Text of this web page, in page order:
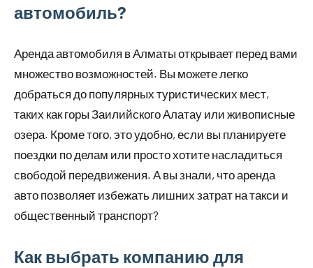
автомобиль?
Аренда автомобиля в Алматы открывает перед вами
множество возможностей. Вы можете легко
добраться до популярных туристических мест,
таких как горы Заилийского Алатау или живописные
озера. Кроме того, это удобно, если вы планируете
поездки по делам или просто хотите насладиться
свободой передвижения. А вы знали, что аренда
авто позволяет избежать лишних затрат на такси и
общественный транспорт?
Как выбрать компанию для